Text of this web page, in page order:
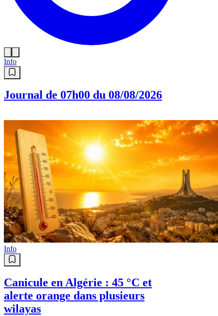
Info
Journal de 07h00 du 08/08/2026
Info
Canicule en Algérie : 45 °C et
alerte orange dans plusieurs
wilayas